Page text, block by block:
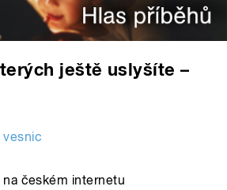
ještě uslyšíte –
vesnic
českém internetu